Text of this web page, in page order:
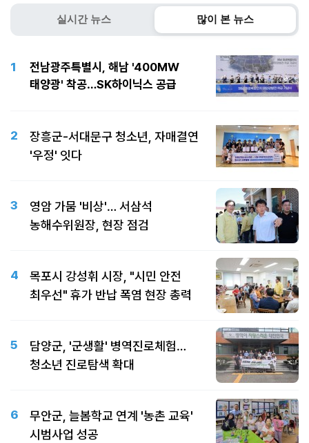
실시간 뉴스 많이 본 뉴스
1
전남광주특별시, 해남 '400MW
태양광' 착공…SK하이닉스 공급
2
장흥군-서대문구 청소년, 자매결연
'우정' 잇다
3
영암 가뭄 '비상'… 서삼석
농해수위원장, 현장 점검
4
목포시 강성휘 시장, "시민 안전
최우선" 휴가 반납 폭염 현장 총력
5
담양군, '군생활' 병역진로체험…
청소년 진로탐색 확대
6
무안군, 늘봄학교 연계 '농촌 교육'
시범사업 성공